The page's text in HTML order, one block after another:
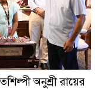
অনুশ্রী রায়ের